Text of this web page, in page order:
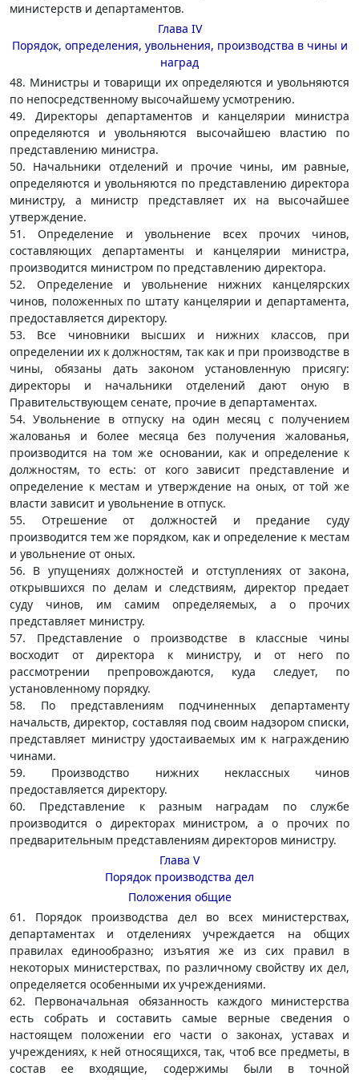
министерств и департаментов.
Глава IV
Порядок, определения, увольнения, производства в чины и
наград
48. Министры и товарищи их определяются и увольняются
по непосредственному высочайшему усмотрению.
49. Директоры департаментов и канцелярии министра
определяются и увольняются высочайшею властию по
представлению министра.
50. Начальники отделений и прочие чины, им равные,
определяются и увольняются по представлению директора
министру, а министр представляет их на высочайшее
утверждение.
51. Определение и увольнение всех прочих чинов,
составляющих департаменты и канцелярии министра,
производится министром по представлению директора.
52. Определение и увольнение нижних канцелярских
чинов, положенных по штату канцелярии и департамента,
предоставляется директору.
53. Все чиновники высших и нижних классов, при
определении их к должностям, так как и при производстве в
чины, обязаны дать законом установленную присягу:
директоры и начальники отделений дают оную в
Правительствующем сенате, прочие в департаментах.
54. Увольнение в отпуску на один месяц с получением
жалованья и более месяца без получения жалованья,
производится на том же основании, как и определение к
должностям, то есть: от кого зависит представление и
определение к местам и утверждение на оных, от той же
власти зависит и увольнение в отпуск.
55. Отрешение от должностей и предание суду
производится тем же порядком, как и определение к местам
и увольнение от оных.
56. В упущениях должностей и отступлениях от закона,
открывшихся по делам и следствиям, директор предает
суду чинов, им самим определяемых, а о прочих
представляет министру.
57. Представление о производстве в классные чины
восходит от директора к министру, и от него по
рассмотрении препровождаются, куда следует, по
установленному порядку.
58. По представлениям подчиненных департаменту
начальств, директор, составляя под своим надзором списки,
представляет министру удостаиваемых им к награждению
чинами.
59. Производство нижних неклассных чинов
предоставляется директору.
60. Представление к разным наградам по службе
производится о директорах министром, а о прочих по
предварительным представлениям директоров министру.
Глава V
Порядок производства дел
Положения общие
61. Порядок производства дел во всех министерствах,
департаментах и отделениях учреждается на общих
правилах единообразно; изъятия же из сих правил в
некоторых министерствах, по различному свойству их дел,
определяется особенными их учреждениями.
62. Первоначальная обязанность каждого министерства
есть собрать и составить самые верные сведения о
настоящем положении его части о законах, уставах и
учреждениях, к ней относящихся, так, чтоб все предметы, в
состав ее входящие, содержимы были в точной